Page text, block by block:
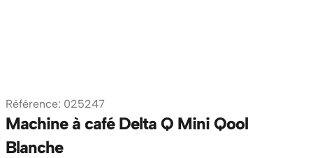
Référence: 025247
Machine à café Delta Q Mini Qool
Blanche